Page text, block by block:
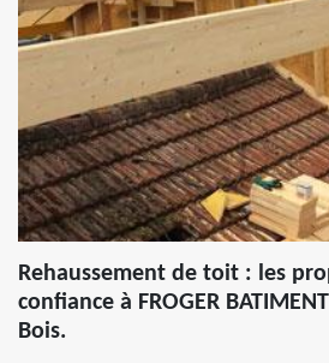
Rehaussement de toit : les
confiance à FROGER
Bois.